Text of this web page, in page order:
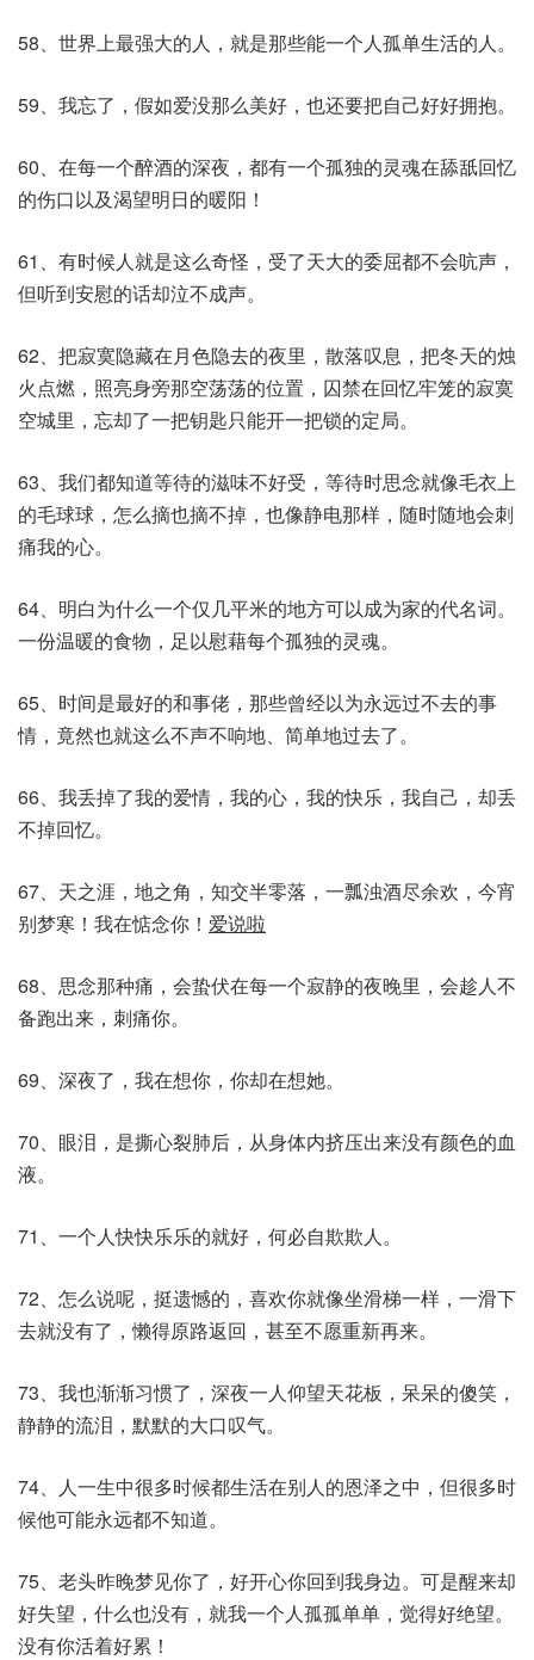
58、世界上最强大的人，就是那些能一个人孤单生活的人。
59、我忘了，假如爱没那么美好，也还要把自己好好拥抱。
60、在每一个醉酒的深夜，都有一个孤独的灵魂在舔舐回忆
的伤口以及渴望明日的暖阳！
61、有时候人就是这么奇怪，受了天大的委屈都不会吭声，
但听到安慰的话却泣不成声。
62、把寂寞隐藏在月色隐去的夜里，散落叹息，把冬天的烛
火点燃，照亮身旁那空荡荡的位置，囚禁在回忆牢笼的寂寞
空城里，忘却了一把钥匙只能开一把锁的定局。
63、我们都知道等待的滋味不好受，等待时思念就像毛衣上
的毛球球，怎么摘也摘不掉，也像静电那样，随时随地会刺
痛我的心。
64、明白为什么一个仅几平米的地方可以成为家的代名词。
一份温暖的食物，足以慰藉每个孤独的灵魂。
65、时间是最好的和事佬，那些曾经以为永远过不去的事
情，竟然也就这么不声不响地、简单地过去了。
66、我丢掉了我的爱情，我的心，我的快乐，我自己，却丢
不掉回忆。
67、天之涯，地之角，知交半零落，一瓢浊酒尽余欢，今宵
别梦寒！我在惦念你！ 爱说啦
68、思念那种痛，会蛰伏在每一个寂静的夜晚里，会趁人不
备跑出来，刺痛你。
69、深夜了，我在想你，你却在想她。
70、眼泪，是撕心裂肺后，从身体内挤压出来没有颜色的血
液。
71、一个人快快乐乐的就好，何必自欺欺人。
72、怎么说呢，挺遗憾的，喜欢你就像坐滑梯一样，一滑下
去就没有了，懒得原路返回，甚至不愿重新再来。
73、我也渐渐习惯了，深夜一人仰望天花板，呆呆的傻笑，
静静的流泪，默默的大口叹气。
74、人一生中很多时候都生活在别人的恩泽之中，但很多时
候他可能永远都不知道。
75、老头昨晚梦见你了，好开心你回到我身边。可是醒来却
好失望，什么也没有，就我一个人孤孤单单，觉得好绝望。
没有你活着好累！